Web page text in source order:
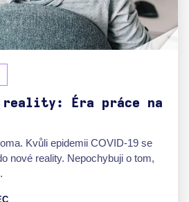
Éra práce na
Kvůli epidemii COVID-19 se
nové reality. Nepochybuji o tom,